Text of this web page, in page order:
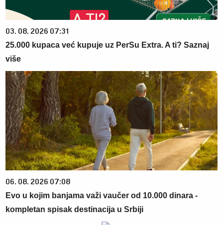
03. 08. 2026 07:31
25.000 kupaca već kupuje uz PerSu Extra. A ti? Saznaj
više
06. 08. 2026 07:08
Evo u kojim banjama važi vaučer od 10.000 dinara -
kompletan spisak destinacija u Srbiji